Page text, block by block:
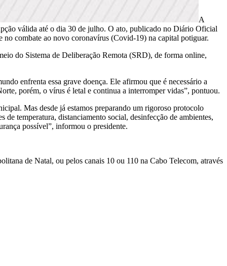
A
válida até o dia 30 de julho. O ato, publicado no Diário Oficial
combate ao novo coronavírus (Covid-19) na capital potiguar.
do Sistema de Deliberação Remota (SRD), de forma online,
enfrenta essa grave doença. Ele afirmou que é necessário a
porém, o vírus é letal e continua a interromper vidas”, pontuou.
Mas desde já estamos preparando um rigoroso protocolo
temperatura, distanciamento social, desinfecção de ambientes,
possível”, informou o presidente.
de Natal, ou pelos canais 10 ou 110 na Cabo Telecom, através